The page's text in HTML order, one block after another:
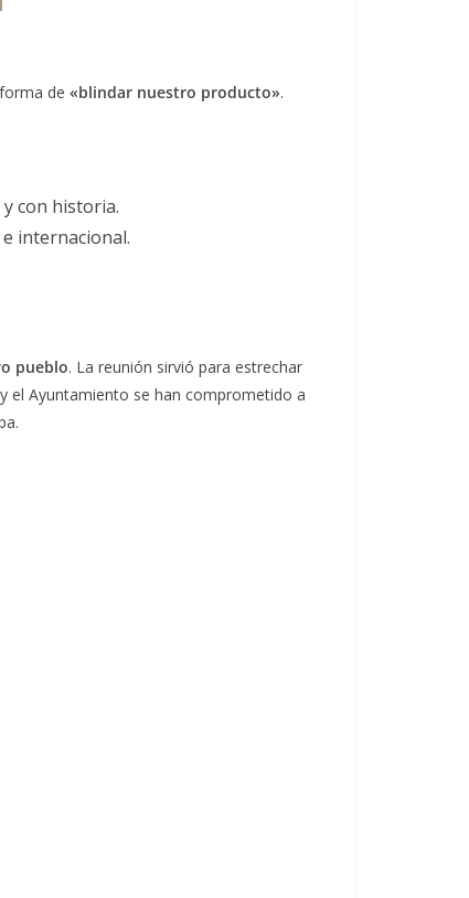
de «blindar nuestro producto».
con historia.
internacional.
pueblo. La reunión sirvió para estrechar
el Ayuntamiento se han comprometido a